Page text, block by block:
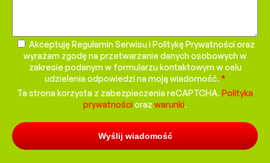
Akceptuję Regulamin Serwisu i Politykę Prywatności oraz
wyrażam zgodę na przetwarzanie danych osobowych w
zakresie podanym w formularzu kontaktowym w celu
udzielenia odpowiedzi na moją wiadomość. *
Ta strona korzysta z zabezpieczenia reCAPTCHA. Polityka
prywatnościoraz warunki.